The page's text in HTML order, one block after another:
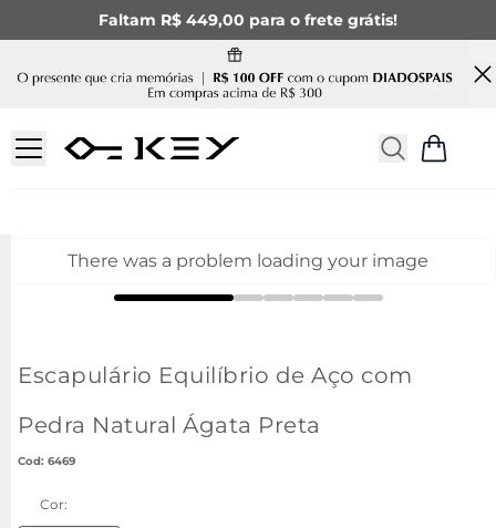
Faltam R$ 449,00 para o frete grátis!
There was a problem loading your image
Escapulário Equilíbrio de Aço com
Pedra Natural Ágata Preta
: 6469
Cor: